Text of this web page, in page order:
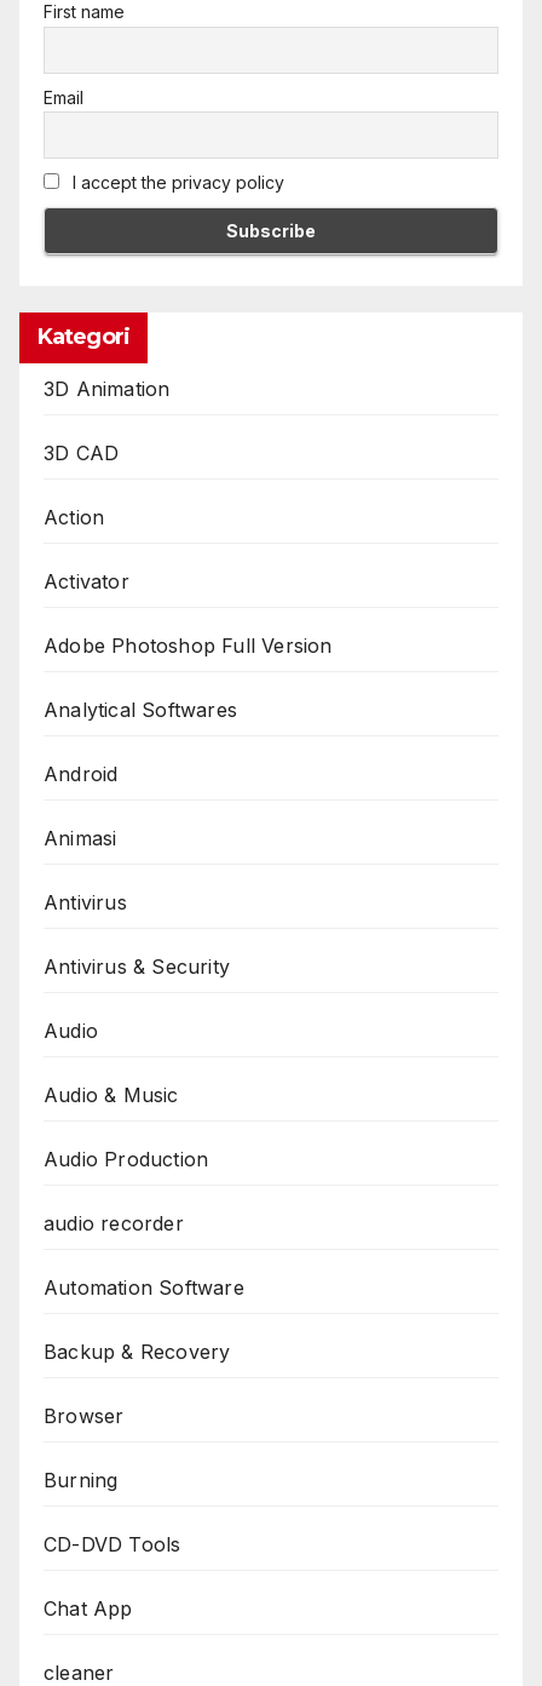
First name
Email
I accept the privacy policy
Kategori
3D Animation
3D CAD
Action
Activator
Adobe Photoshop Full Version
Analytical Softwares
Android
Animasi
Antivirus
Antivirus & Security
Audio
Audio & Music
Audio Production
audio recorder
Automation Software
Backup & Recovery
Browser
Burning
CD-DVD Tools
Chat App
cleaner